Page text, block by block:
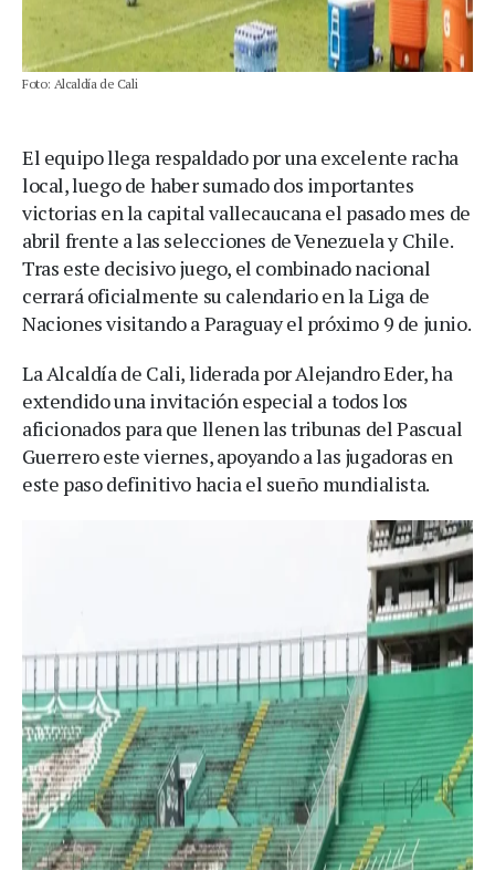
Foto: Alcaldía de Cali
El equipo llega respaldado por una excelente racha
local, luego de haber sumado dos importantes
victorias en la capital vallecaucana el pasado mes de
abril frente a las selecciones de Venezuela y Chile.
Tras este decisivo juego, el combinado nacional
cerrará oficialmente su calendario en la Liga de
Naciones visitando a Paraguay el próximo 9 de junio.
La Alcaldía de Cali, liderada por Alejandro Eder, ha
extendido una invitación especial a todos los
aficionados para que llenen las tribunas del Pascual
Guerrero este viernes, apoyando a las jugadoras en
este paso definitivo hacia el sueño mundialista.